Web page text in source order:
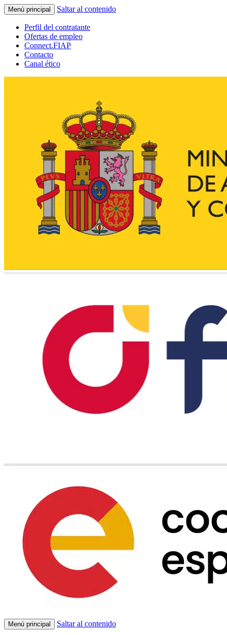
Menú principal Saltar al contenido
Perfil del contratante
Ofertas de empleo
Connect.FIAP
Contacto
Canal ético
Menú principal Saltar al contenido